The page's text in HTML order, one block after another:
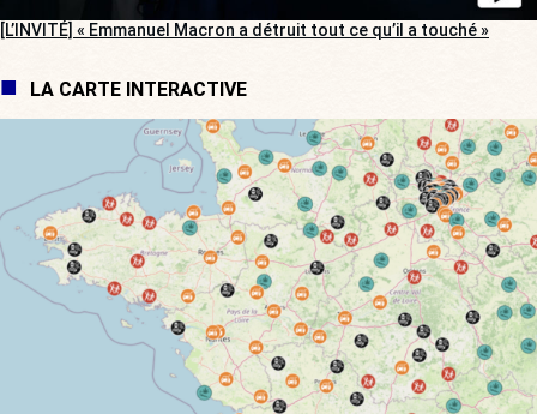
[L’INVITÉ] « Emmanuel Macron a détruit tout ce qu’il a touché »
LA CARTE INTERACTIVE